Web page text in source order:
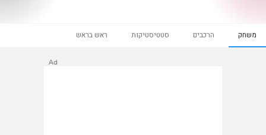
משחק הרכבים סטטיסטיקות ראש בראש
Ad